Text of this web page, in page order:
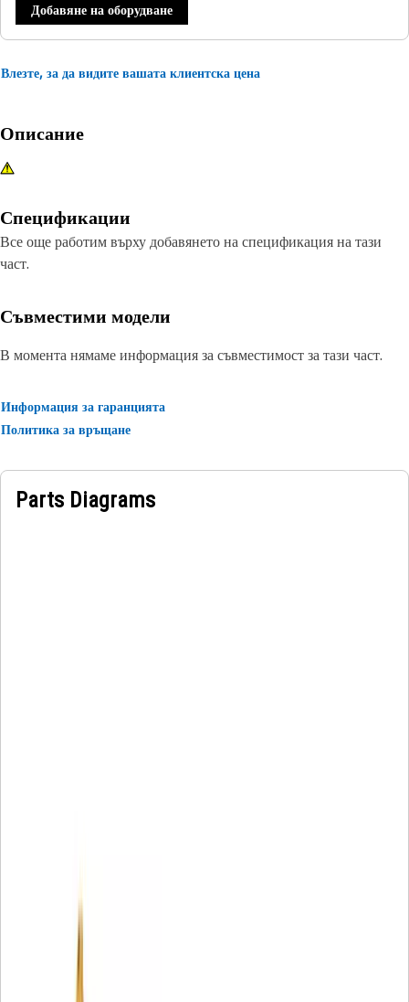
Добавяне на оборудване
Влезте, за да видите вашата клиентска цена
Описание
Спецификации
Все още работим върху добавянето на спецификация на тази
част.
Съвместими модели
В момента нямаме информация за съвместимост за тази част.
Информация за гаранцията
Политика за връщане
Parts Diagrams